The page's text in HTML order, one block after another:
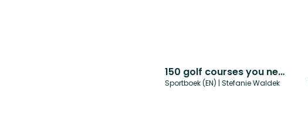
150 golf courses you need to visit before you die
Sportboek (EN) | Stefanie Waldek